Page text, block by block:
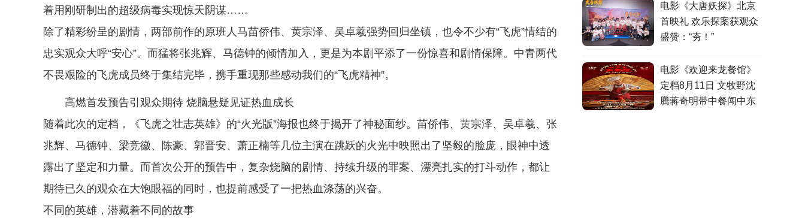
着用刚研制出的超级病毒实现惊天阴谋……
除了精彩纷呈的剧情，两部前作的原班人马苗侨伟、黄宗泽、吴卓羲强势回归坐镇，也令不少有“飞虎”情结的
忠实观众大呼“安心”。而猛将张兆辉、马德钟的倾情加入，更是为本剧平添了一份惊喜和剧情保障。中青两代
不畏艰险的飞虎成员终于集结完毕，携手重现那些感动我们的“飞虎精神”。
高燃首发预告引观众期待 烧脑悬疑见证热血成长
随着此次的定档，《飞虎之壮志英雄》的“火光版”海报也终于揭开了神秘面纱。苗侨伟、黄宗泽、吴卓羲、张
兆辉、马德钟、梁竞徽、陈豪、郭晋安、萧正楠等几位主演在跳跃的火光中映照出了坚毅的脸庞，眼神中透
露出了坚定和力量。而首次公开的预告中，复杂烧脑的剧情、持续升级的罪案、漂亮扎实的打斗动作，都让
期待已久的观众在大饱眼福的同时，也提前感受了一把热血涤荡的兴奋。
不同的英雄，潜藏着不同的故事
电影《大唐妖探》北京
首映礼 欢乐探案获观众
盛赞：“夯！”
电影《欢迎来龙餐馆》
定档8月11日 文牧野沈
腾蒋奇明带中餐闯中东